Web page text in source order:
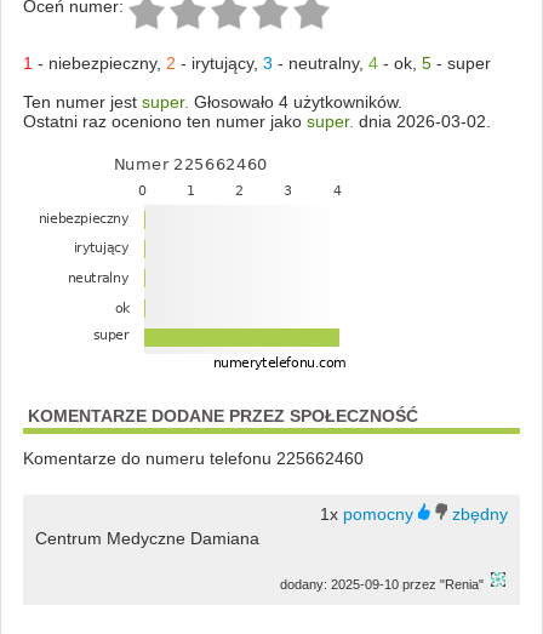
Oceń numer:
1 - niebezpieczny, 2 - irytujący, 3 - neutralny, 4- ok, 5- super
Ten numer jest super. Głosowało 4 użytkowników.
Ostatni raz oceniono ten numer jako super. dnia 2026-03-02.
KOMENTARZE DODANE PRZEZ SPOŁECZNOŚĆ
Komentarze do numeru telefonu 225662460
1x
Centrum Medyczne Damiana
dodany: 2025-09-10 przez "Renia"